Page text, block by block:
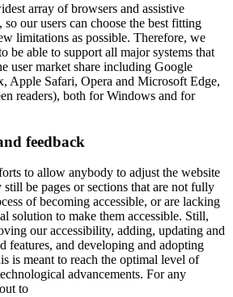
array of browsers and assistive
so our users can choose the best fitting
limitations as possible. Therefore, we
be able to support all major systems that
user market share including Google
Apple Safari, Opera and Microsoft Edge,
readers), both for Windows and for
feedback
to allow anybody to adjust the website
still be pages or sections that are not fully
of becoming accessible, or are lacking
solution to make them accessible. Still,
our accessibility, adding, updating and
features, and developing and adopting
is meant to reach the optimal level of
advancements. For any
to